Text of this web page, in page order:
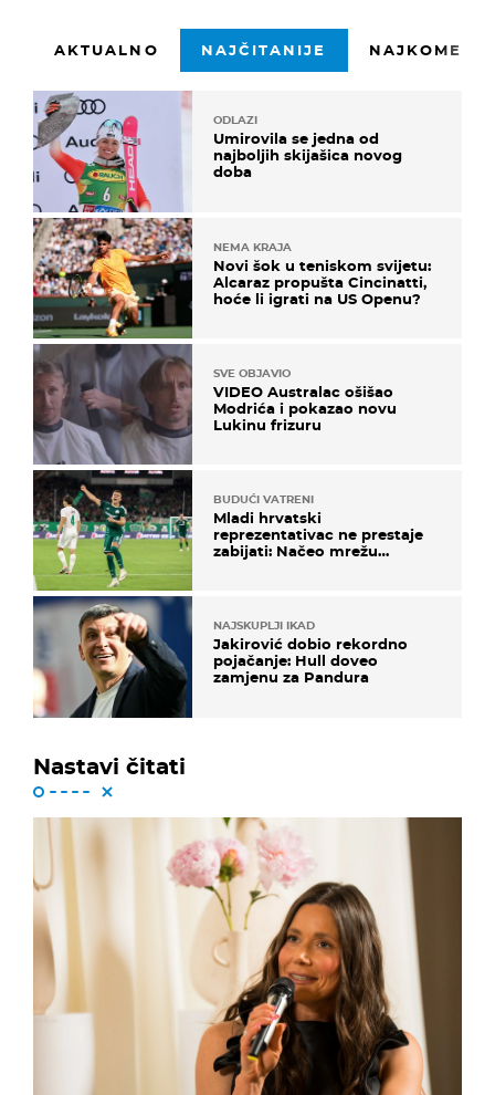
AKTUALNO NAJČITANIJE
ODLAZI
Umirovila se jedna od
najboljih skijašica novog
doba
NEMA KRAJA
Novi šok u teniskom svijetu:
Alcaraz propušta Cincinatti,
hoće li igrati na US Openu?
SVE OBJAVIO
VIDEO Australac ošišao
Modrića i pokazao novu
Lukinu frizuru
BUDUĆI VATRENI
Mladi hrvatski
reprezentativac ne prestaje
zabijati: Načeo mrežu
NAJSKUPLJI IKAD
Jakirović dobio rekordno
pojačanje: Hull doveo
zamjenu za Pandura
Nastavi čitati